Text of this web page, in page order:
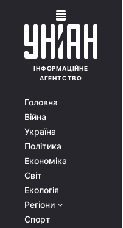
ІНФОРМАЦІЙНЕ
АГЕНТСТВО
Головна
Війна
Україна
Політика
Економіка
Світ
Екологія
Регіони
Спорт